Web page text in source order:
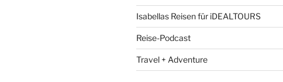
Isabellas Reisen für iDEALTOURS
Reise-Podcast
Travel + Adventure